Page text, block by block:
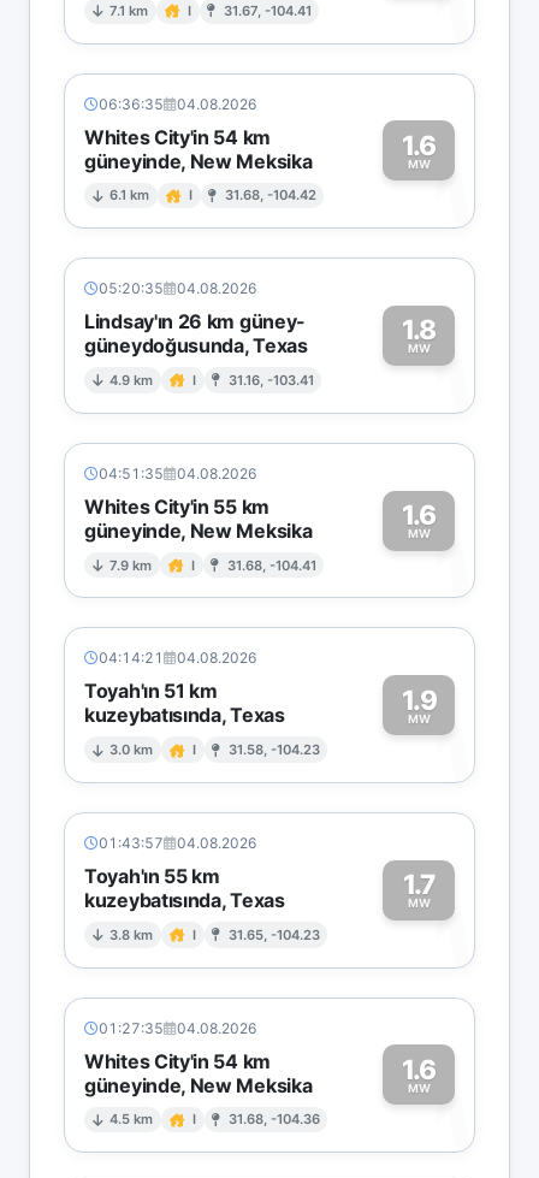
7.1 km I 31.67, -104.41
06:36:35 04.08.2026
Whites City'in 54 km
güneyinde, New Meksika
6.1 km I 31.68, -104.42
1.6
MW1
05:20:35 04.08.2026
Lindsay'ın 26 km güney-
güneydoğusunda, Texas
4.9 km I 31.16, -103.41
1.8
MW1
04:51:35 04.08.2026
Whites City'in 55 km
güneyinde, New Meksika
7.9 km I 31.68, -104.41
1.6
MW1
04:14:21 04.08.2026
Toyah'ın 51 km
kuzeybatısında, Texas
3.0 km I 31.58, -104.23
1.9
MW1
01:43:57 04.08.2026
Toyah'ın 55 km
kuzeybatısında, Texas
3.8 km I 31.65, -104.23
1.7
MW1
01:27:35 04.08.2026
Whites City'in 54 km
güneyinde, New Meksika
4.5 km I 31.68, -104.36
1.6
MW1